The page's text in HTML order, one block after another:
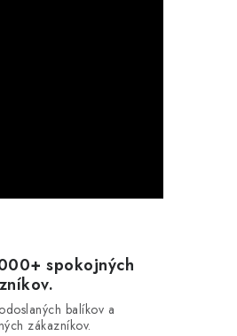
spokojných
balíkov a
zákazníkov.